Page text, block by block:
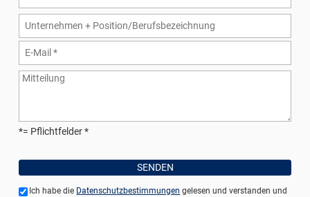
*= Pflichtfelder
Ich habe die Datenschutzbestimmungen gelesen und verstanden und